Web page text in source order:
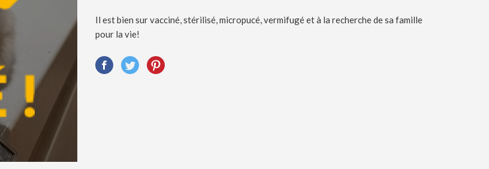
Il est bien sur vacciné, stérilisé, micropucé, vermifugé et à la recherche de sa famille
pour la vie!